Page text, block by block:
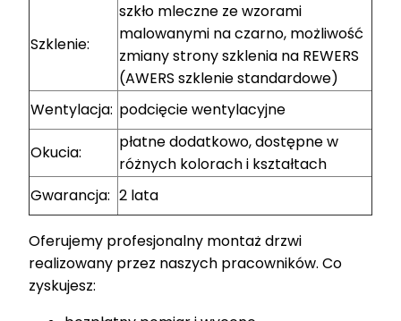
Szklenie:
szkło mleczne ze wzorami
malowanymi na czarno, możliwość
zmiany strony szklenia na REWERS
(AWERS szklenie standardowe)
Wentylacja: podcięcie wentylacyjne
Okucia:
płatne dodatkowo, dostępne w
różnych kolorach i kształtach
Gwarancja: 2 lata
Oferujemy profesjonalny montaż drzwi
realizowany przez naszych pracowników. Co
zyskujesz: